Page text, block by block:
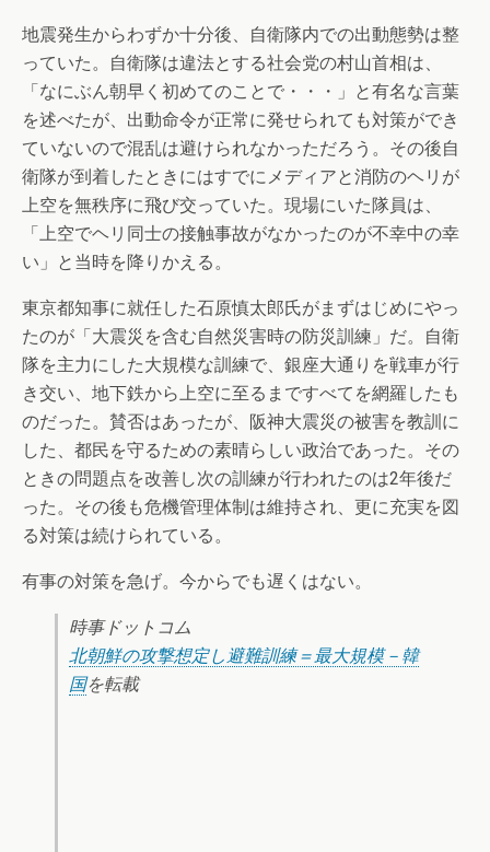
地震発生からわずか十分後、自衛隊内での出動態勢は整
っていた。自衛隊は違法とする社会党の村山首相は、
「なにぶん朝早く初めてのことで・・・」と有名な言葉
を述べたが、出動命令が正常に発せられても対策ができ
ていないので混乱は避けられなかっただろう。その後自
衛隊が到着したときにはすでにメディアと消防のヘリが
上空を無秩序に飛び交っていた。現場にいた隊員は、
「上空でヘリ同士の接触事故がなかったのが不幸中の幸
い」と当時を降りかえる。
東京都知事に就任した石原慎太郎氏がまずはじめにやっ
たのが「大震災を含む自然災害時の防災訓練」だ。自衛
隊を主力にした大規模な訓練で、銀座大通りを戦車が行
き交い、地下鉄から上空に至るまですべてを網羅したも
のだった。賛否はあったが、阪神大震災の被害を教訓に
した、都民を守るための素晴らしい政治であった。その
ときの問題点を改善し次の訓練が行われたのは2年後だ
った。その後も危機管理体制は維持され、更に充実を図
る対策は続けられている。
有事の対策を急げ。今からでも遅くはない。
時事ドットコム
北朝鮮の攻撃想定し避難訓練＝最大規模－韓
国を転載